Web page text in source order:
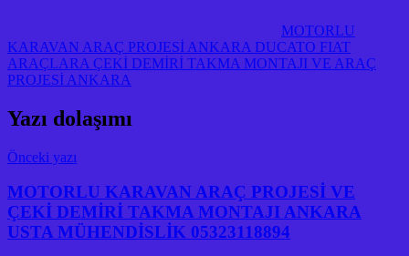
MOTORLU
KARAVAN ARAÇ PROJESİ ANKARA DUCATO FIAT
ARAÇLARA ÇEKİ DEMİRİ TAKMA MONTAJI VE ARAÇ
PROJESİ ANKARA
Yazı dolaşımı
Önceki yazı
MOTORLU KARAVAN ARAÇ PROJESİ VE
ÇEKİ DEMİRİ TAKMA MONTAJI ANKARA
USTA MÜHENDİSLİK 05323118894